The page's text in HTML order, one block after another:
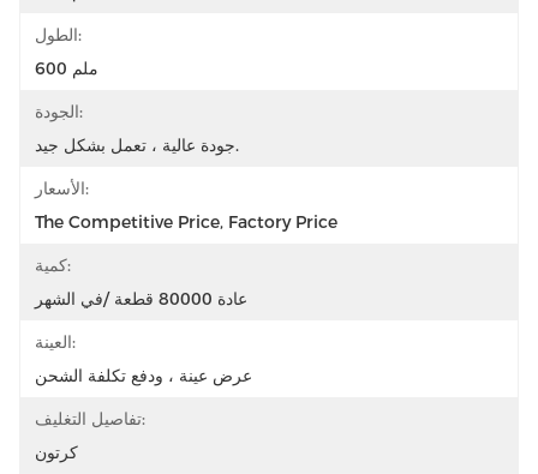
الطول:
600 ملم
الجودة:
جودة عالية ، تعمل بشكل جيد.
الأسعار:
The Competitive Price, Factory Price
كمية:
عادة 80000 قطعة /في الشهر
العينة:
عرض عينة ، ودفع تكلفة الشحن
تفاصيل التغليف:
كرتون